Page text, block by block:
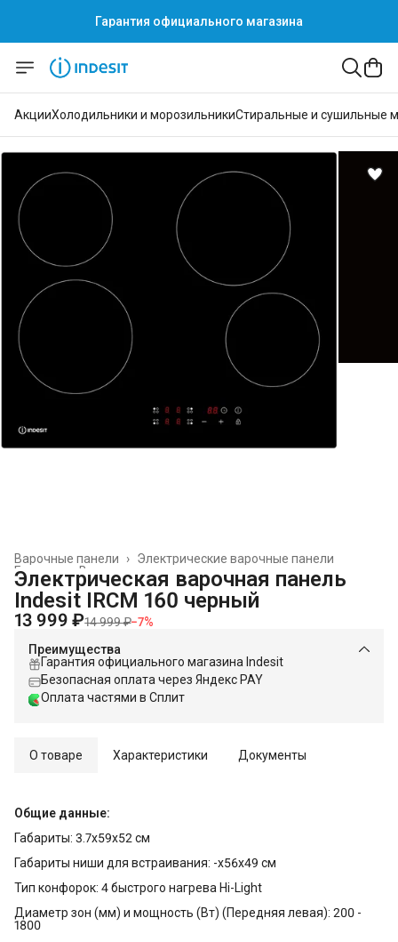
Гарантия официального магазина
АкцииХолодильники и морозильникиСтиральные и сушильные
Электрические варочные панели
Варочные панели
›
Встраиваемая техника
Главная
Электрическая варочная панель
Indesit IRCM 160 черный
13 999 ₽14 999 ₽−7%
Преимущества
Гарантия официального магазина Indesit
Безопасная оплата через Яндекс PAY
Оплата частями в Сплит
О товаре Характеристики Документы
Общие данные:
Габариты: 3.7x59x52 см
Габариты ниши для встраивания: -x56x49 см
Тип конфорок: 4 быстрого нагрева Hi-Light
Диаметр зон (мм) и мощность (Вт) (Передняя левая): 200 -
1800